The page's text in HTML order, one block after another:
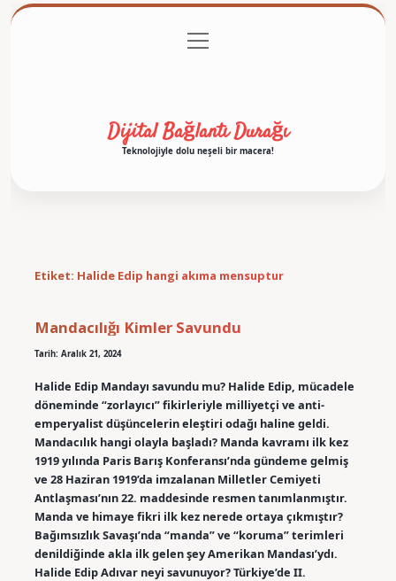
Gizlilik Politikası
menüyü
aç
Dijital Bağlantı Durağı
Teknolojiyle dolu neşeli bir macera!
Etiket: Halide Edip hangi akıma mensuptur
Mandacılığı Kimler Savundu
Tarih: Aralık 21, 2024
Halide Edip Mandayı savundu mu? Halide Edip, mücadele
döneminde “zorlayıcı” fikirleriyle milliyetçi ve anti-
emperyalist düşüncelerin eleştiri odağı haline geldi.
Mandacılık hangi olayla başladı? Manda kavramı ilk kez
1919 yılında Paris Barış Konferansı’nda gündeme gelmiş
ve 28 Haziran 1919’da imzalanan Milletler Cemiyeti
Antlaşması’nın 22. maddesinde resmen tanımlanmıştır.
Manda ve himaye fikri ilk kez nerede ortaya çıkmıştır?
Bağımsızlık Savaşı’nda “manda” ve “koruma” terimleri
denildiğinde akla ilk gelen şey Amerikan Mandası’ydı.
Halide Edip Adıvar neyi savunuyor? Türkiye’de II.